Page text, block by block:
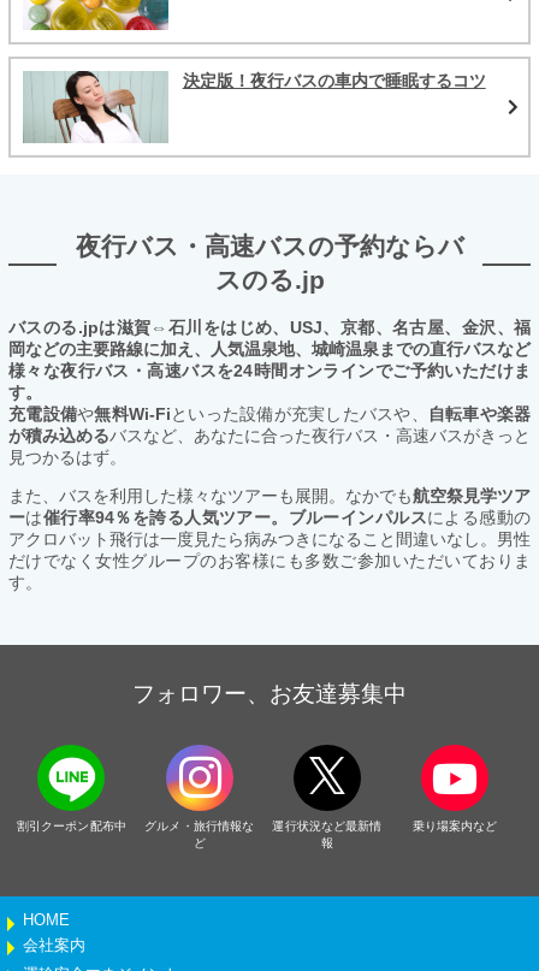
決定版！夜行バスの車内で睡眠するコツ
夜行バス・高速バスの予約ならバ
スのる.jp
バスのる.jpは滋賀⇔石川をはじめ、USJ、京都、名古屋、金沢、福
岡などの主要路線に加え、人気温泉地、城崎温泉までの直行バスなど
様々な夜行バス・高速バスを24時間オンラインでご予約いただけま
す。
充電設備や無料Wi-Fiといった設備が充実したバスや、
自転車や楽器
が積み込めるバスなど、あなたに合った夜行バス・高速バスがきっと
見つかるはず。
また、バスを利用した様々なツアーも展開。なかでも航空祭見学ツア
ーは催行率94％を誇る人気ツアー。ブルーインパルスによる感動の
アクロバット飛行は一度見たら病みつきになること間違いなし。男性
だけでなく女性グループのお客様にも多数ご参加いただいておりま
す。
フォロワー、お友達募集中
割引クーポン配布中
グルメ・旅行情報な
ど
運行状況など最新情
報
乗り場案内など
HOME
会社案内